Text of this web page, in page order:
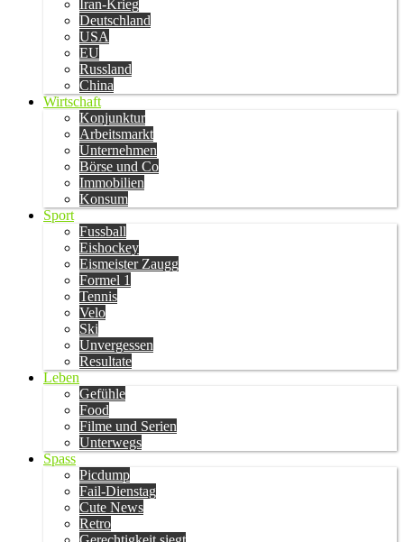
Iran-Krieg
Deutschland
USA
EU
Russland
China
Wirtschaft
Konjunktur
Arbeitsmarkt
Unternehmen
Börse und Co
Immobilien
Konsum
Sport
Fussball
Eishockey
Eismeister Zaugg
Formel 1
Tennis
Velo
Ski
Unvergessen
Resultate
Leben
Gefühle
Food
Filme und Serien
Unterwegs
Spass
Picdump
Fail-Dienstag
Cute News
Retro